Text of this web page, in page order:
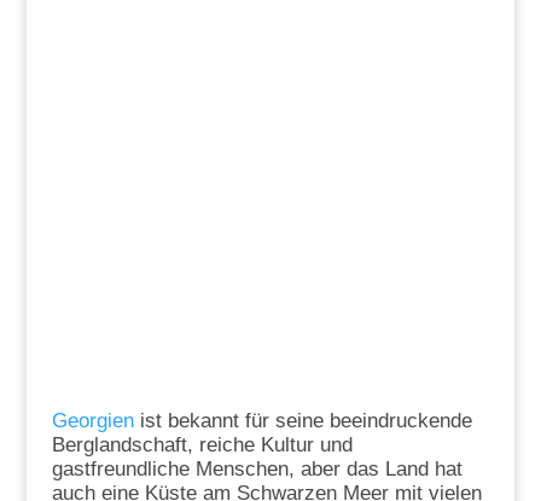
Georgienist bekannt für seine beeindruckende
Berglandschaft, reiche Kultur und
gastfreundliche Menschen, aber das Land hat
auch eine Küste am Schwarzen Meer mit vielen